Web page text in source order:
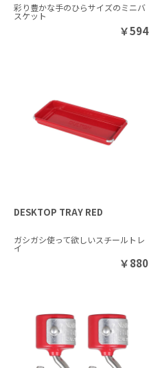
彩り豊かな手のひらサイズのミニバ
スケット
￥594
DESKTOP TRAY RED
ガシガシ使って欲しいスチールトレ
イ
￥880